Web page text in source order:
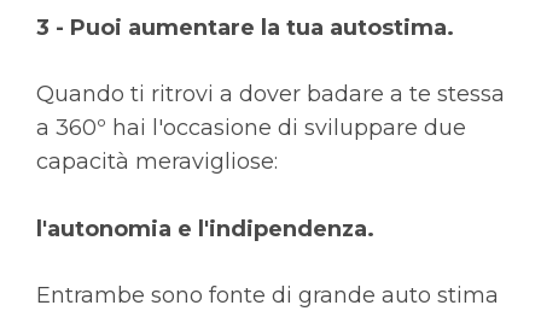
3 - Puoi aumentare la tua autostima.
Quando ti ritrovi a dover badare a te stessa
a 360º hai l'occasione di sviluppare due
capacità meravigliose:
l'autonomia e l'indipendenza.
Entrambe sono fonte di grande auto stima